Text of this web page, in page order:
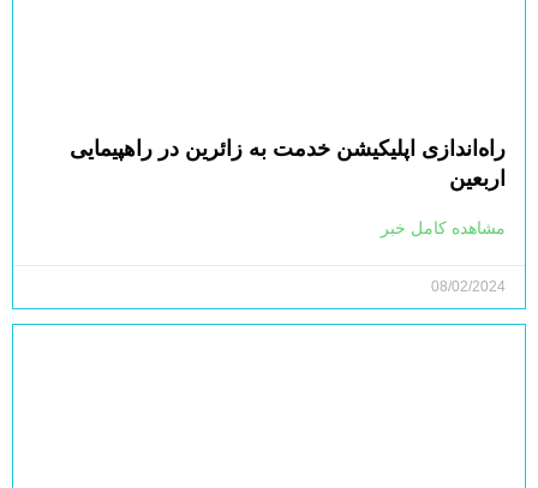
راه‌اندازی اپلیکیشن خدمت به زائرین در راهپیمایی
اربعین
مشاهده کامل خبر
08/02/2024